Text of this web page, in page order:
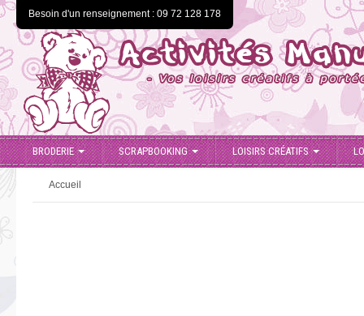
Besoin d'un renseignement : 09 72 128 178
BRODERIE SCRAPBOOKING LOISIRS CRÉATIFS
Accueil